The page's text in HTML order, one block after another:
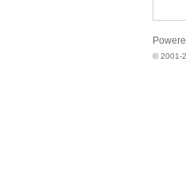
© 2001-